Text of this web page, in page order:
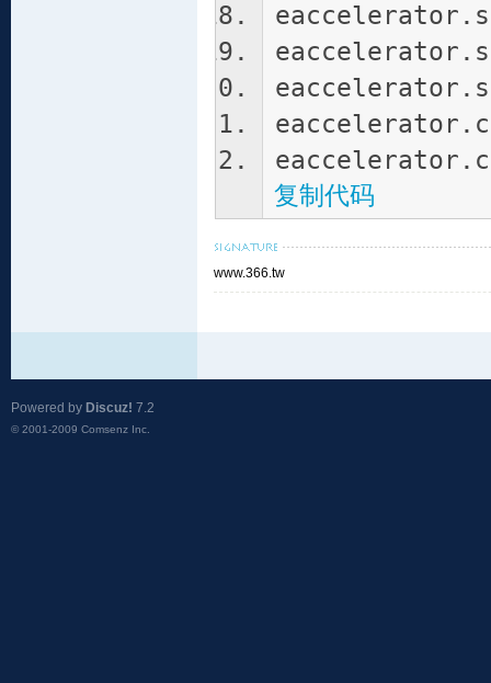
复制代码
www.366.tw
Powered by Discuz! 7.2
© 2001-2009 Comsenz Inc.